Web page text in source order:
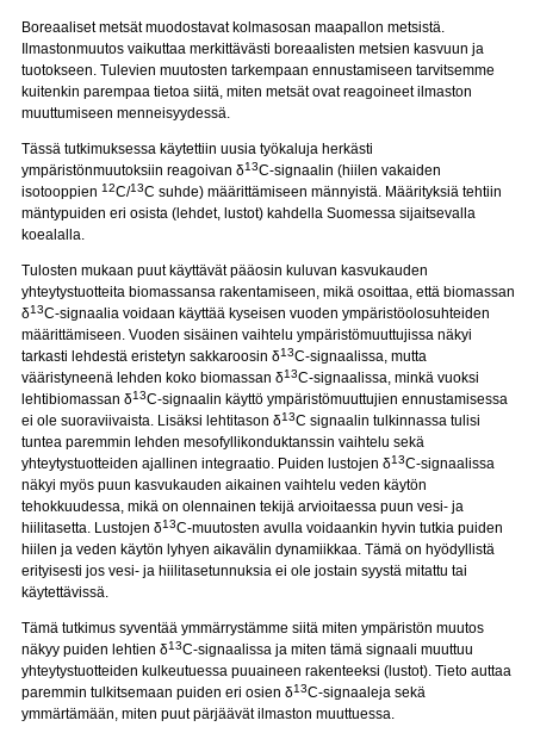
Boreaaliset metsät muodostavat kolmasosan maapallon metsistä.
Ilmastonmuutos vaikuttaa merkittävästi boreaalisten metsien kasvuun ja
tuotokseen. Tulevien muutosten tarkempaan ennustamiseen tarvitsemme
kuitenkin parempaa tietoa siitä, miten metsät ovat reagoineet ilmaston
muuttumiseen menneisyydessä.
Tässä tutkimuksessa käytettiin uusia työkaluja herkästi
ympäristönmuutoksiin reagoivan δ13C-signaalin (hiilen vakaiden
isotooppien 12C/13C suhde) määrittämiseen männyistä. Määrityksiä tehtiin
mäntypuiden eri osista (lehdet, lustot) kahdella Suomessa sijaitsevalla
koealalla.
Tulosten mukaan puut käyttävät pääosin kuluvan kasvukauden
yhteytystuotteita biomassansa rakentamiseen, mikä osoittaa, että biomassan
δ13C-signaalia voidaan käyttää kyseisen vuoden ympäristöolosuhteiden
määrittämiseen. Vuoden sisäinen vaihtelu ympäristömuuttujissa näkyi
tarkasti lehdestä eristetyn sakkaroosin δ13C-signaalissa, mutta
vääristyneenä lehden koko biomassan δ13C-signaalissa, minkä vuoksi
lehtibiomassan δ13C-signaalin käyttö ympäristömuuttujien ennustamisessa
ei ole suoraviivaista. Lisäksi lehtitason δ13C signaalin tulkinnassa tulisi
tuntea paremmin lehden mesofyllikonduktanssin vaihtelu sekä
yhteytystuotteiden ajallinen integraatio. Puiden lustojen δ13C-signaalissa
näkyi myös puun kasvukauden aikainen vaihtelu veden käytön
tehokkuudessa, mikä on olennainen tekijä arvioitaessa puun vesi- ja
hiilitasetta. Lustojen δ13C-muutosten avulla voidaankin hyvin tutkia puiden
hiilen ja veden käytön lyhyen aikavälin dynamiikkaa. Tämä on hyödyllistä
erityisesti jos vesi- ja hiilitasetunnuksia ei ole jostain syystä mitattu tai
käytettävissä.
Tämä tutkimus syventää ymmärrystämme siitä miten ympäristön muutos
näkyy puiden lehtien δ13C-signaalissa ja miten tämä signaali muuttuu
yhteytystuotteiden kulkeutuessa puuaineen rakenteeksi (lustot). Tieto auttaa
paremmin tulkitsemaan puiden eri osien δ13C-signaaleja sekä
ymmärtämään, miten puut pärjäävät ilmaston muuttuessa.